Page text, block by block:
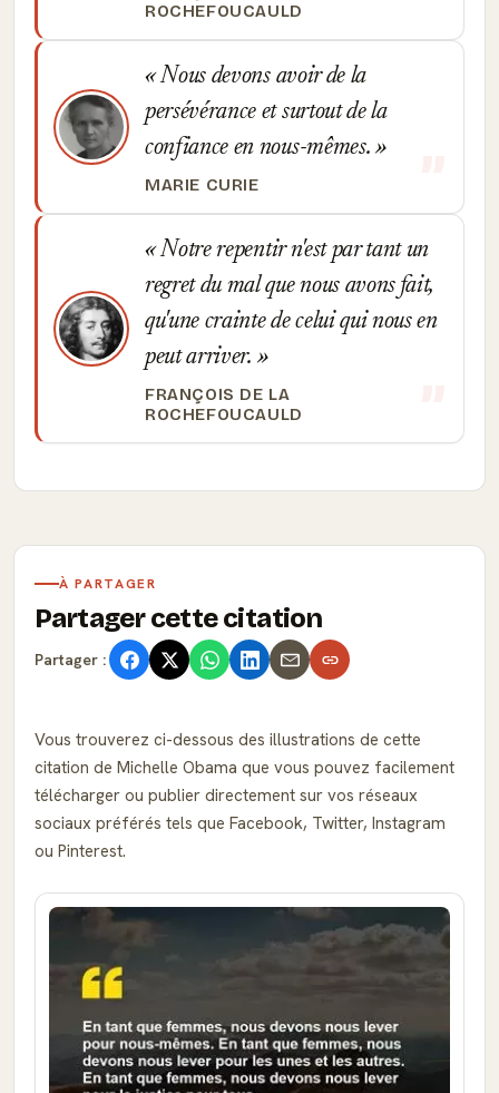
ROCHEFOUCAULD
Nous devons avoir de la
persévérance et surtout de la
confiance en nous-mêmes.
MARIE CURIE
Notre repentir n'est par tant un
regret du mal que nous avons fait,
qu'une crainte de celui qui nous en
peut arriver.
FRANÇOIS DE LA
ROCHEFOUCAULD
À PARTAGER
Partager cette citation
Partager :
Vous trouverez ci-dessous des illustrations de cette
citation de Michelle Obama que vous pouvez facilement
télécharger ou publier directement sur vos réseaux
sociaux préférés tels que Facebook, Twitter, Instagram
ou Pinterest.